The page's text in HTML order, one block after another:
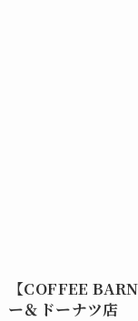
【COFFEE
ー＆ドーナツ店